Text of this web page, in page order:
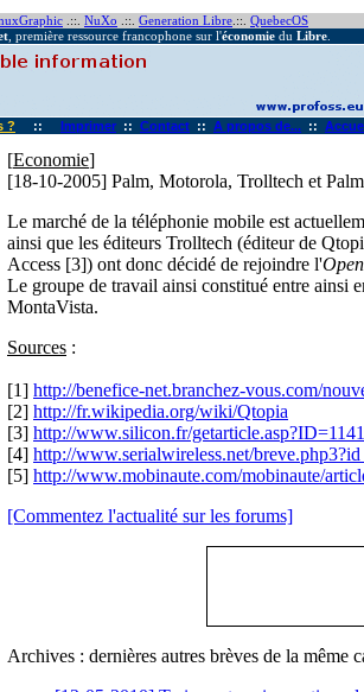
.::. NuXo .::. Generation Libre .::. QuebecOS
, première ressource francophone sur l'économie du Libre
? :: Imprimer :: Contact :: A propos de... ::
[Economie]
[18-10-2005] Palm, Motorola, Trolltech et
Le marché de la téléphonie mobile est
ainsi que les éditeurs Trolltech (éditeur de
Access [3]) ont donc décidé de rejoindre l'
Le groupe de travail ainsi constitué entre ainsi
MontaVista.
Sources :
[1] http://benefice-net.branchez-vous.com/
[2] http://fr.wikipedia.org/wiki/Qtopia
[3] http://www.silicon.fr/
[4] http://www.serialwireless.net/
[5] http://www.mobinaute.com/mobinaute/
[Commentez l'actualité sur les forums]
Archives : dernières autres brèves de la même